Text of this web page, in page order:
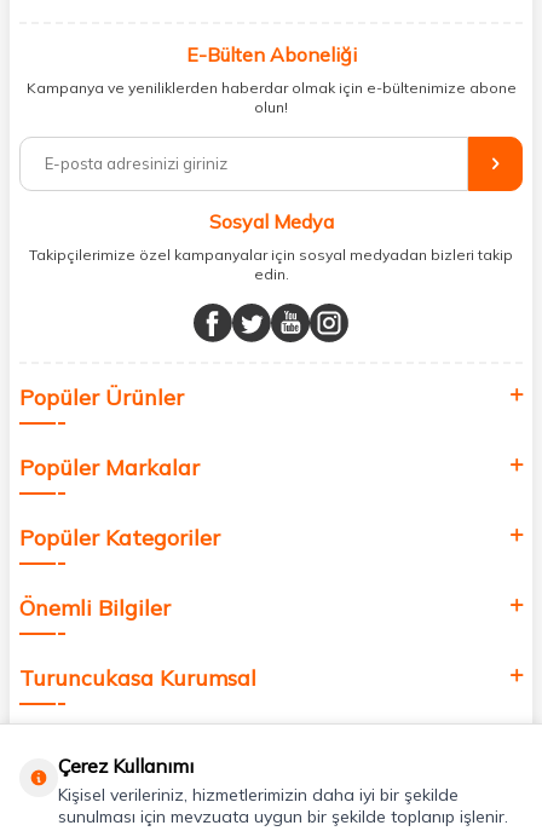
kişisel bakım hem de takviye edici gıda ürünlerini sizlerle
buluşturuyoruz. Artık mağaza mağaza dolaşmanıza gerek yok;
ihtiyacınız olan her şeyi tek bir çatı altında topluyor ve kapınıza kadar
%100 orijinal kozmetik ve sağlık ürünleriyle güzelliğinizi tamamlayabilir,
vücudunuzu desteklemek için güvenilir takviye edici gıdalara
minerallere kadar binlerce ürünü uygun fiyat ve hızlı kargo avantajıyla
sunuyoruz.
buluşturuyor ve online alışveriş deneyiminizi en iyi hale getiriyoruz.
Sağlık, güzellik ve iyi yaşam için aradığınız her şey burada!
değer katmak için bize katılın!
E-Bülten Aboneliği
Kampanya ve yeniliklerden haberdar olmak için e-bültenimize abone
olun!
Sosyal Medya
Takipçilerimize özel kampanyalar için sosyal medyadan bizleri takip
edin.
Popüler Ürünler
Popüler Markalar
Popüler Kategoriler
Önemli Bilgiler
Turuncukasa Kurumsal
Uygulamalarımız
Çerez Kullanımı
Kişisel verileriniz, hizmetlerimizin daha iyi bir şekilde
sunulması için mevzuata uygun bir şekilde toplanıp işlenir.